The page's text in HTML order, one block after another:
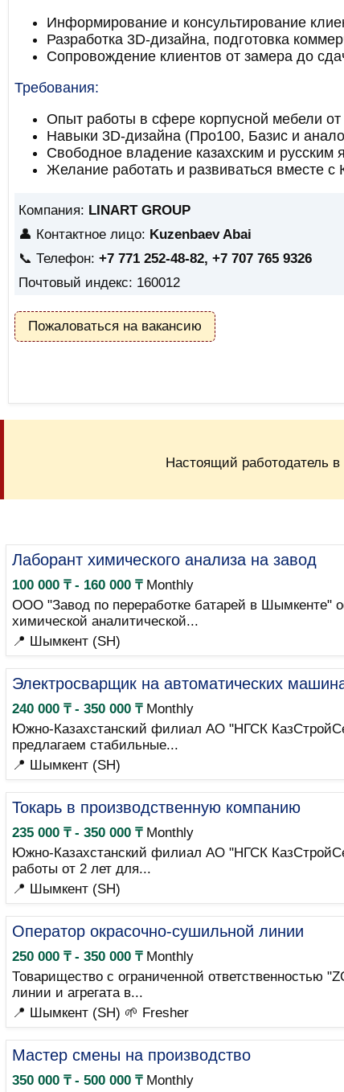
Информирование и консультирование
Разработка 3D-дизайна, подготовка
Сопровождение клиентов от замера до
Требования:
Опыт работы в сфере корпусной мебели от
Навыки 3D-дизайна (Про100, Базис и
Свободное владение казахским и русским
Желание работать и развиваться вместе с
Компания: LINART GROUP
👤 Контактное лицо: Kuzenbaev Abai
📞 Телефон: +7 771 252-48-82, +7 707 765 9326
Почтовый индекс: 160012
Пожаловаться на вакансию
Настоящий работодатель
Лаборант химического анализа на завод
100 000 ₸ - 160 000 ₸Monthly
ООО "Завод по переработке батарей в Шымкенте"
химической аналитической...
📍 Шымкент (SH)
Электросварщик на автоматических
240 000 ₸ - 350 000 ₸Monthly
Южно-Казахстанский филиал АО "НГСК
предлагаем стабильные...
📍 Шымкент (SH)
Токарь в производственную компанию
235 000 ₸ - 350 000 ₸Monthly
Южно-Казахстанский филиал АО "НГСК
работы от 2 лет для...
📍 Шымкент (SH)
Оператор окрасочно-сушильной линии
250 000 ₸ - 350 000 ₸Monthly
Товарищество с ограниченной ответственностью
линии и агрегата в...
📍 Шымкент (SH) 🌱 Fresher
Мастер смены на производство
350 000 ₸ - 500 000 ₸Monthly